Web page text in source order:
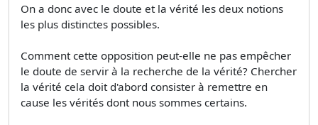
On a donc avec le doute et la vérité les deux notions
les plus distinctes possibles.
Comment cette opposition peut-elle ne pas empêcher
le doute de servir à la recherche de la vérité? Chercher
la vérité cela doit d'abord consister à remettre en
cause les vérités dont nous sommes certains.